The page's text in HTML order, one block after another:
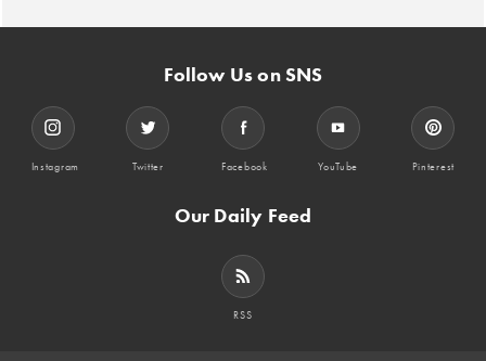
Follow Us on SNS
Instagram Twitter Facebook YouTube Pinterest
Our Daily Feed
RSS